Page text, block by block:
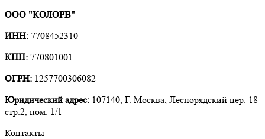
ООО "КОЛОРВ"
ИНН: 7708452310
КПП: 770801001
ОГРН: 1257700306082
Юридический адрес: 107140, Г. Москва, Леснорядский пер. 18
стр.2, пом. 1/1
Контакты